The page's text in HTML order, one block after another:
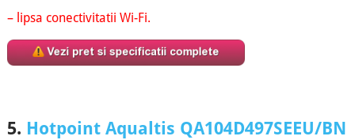
– lipsa conectivitatii Wi-Fi.
5. Hotpoint Aqualtis QA104D497SEEU/BN